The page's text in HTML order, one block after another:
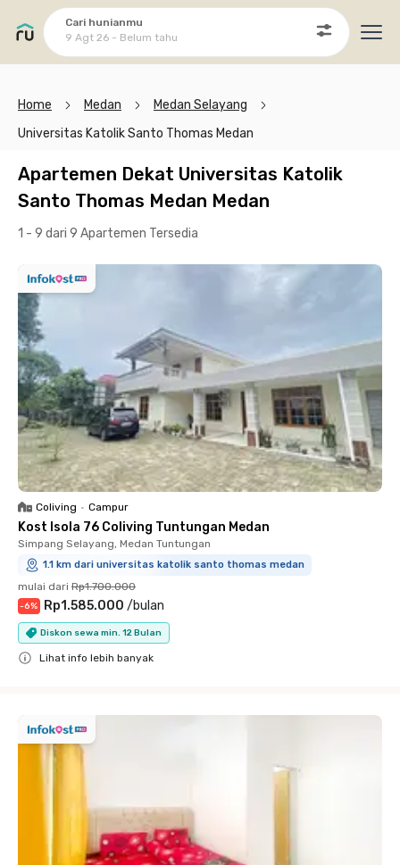
Cari hunianmu
9 Agt 26 - Belum tahu
Home Medan
Medan Selayang
Universitas Katolik Santo Thomas Medan
Apartemen Dekat Universitas Katolik
Santo Thomas Medan Medan
1 - 9 dari 9 Apartemen Tersedia
Coliving • Campur
Kost Isola 76 Coliving Tuntungan Medan
Simpang Selayang, Medan Tuntungan
1.1 km dari universitas katolik santo thomas medan
mulai dari Rp1.700.000
-6% Rp1.585.000 /bulan
Diskon sewa min. 12 Bulan
Lihat info lebih banyak